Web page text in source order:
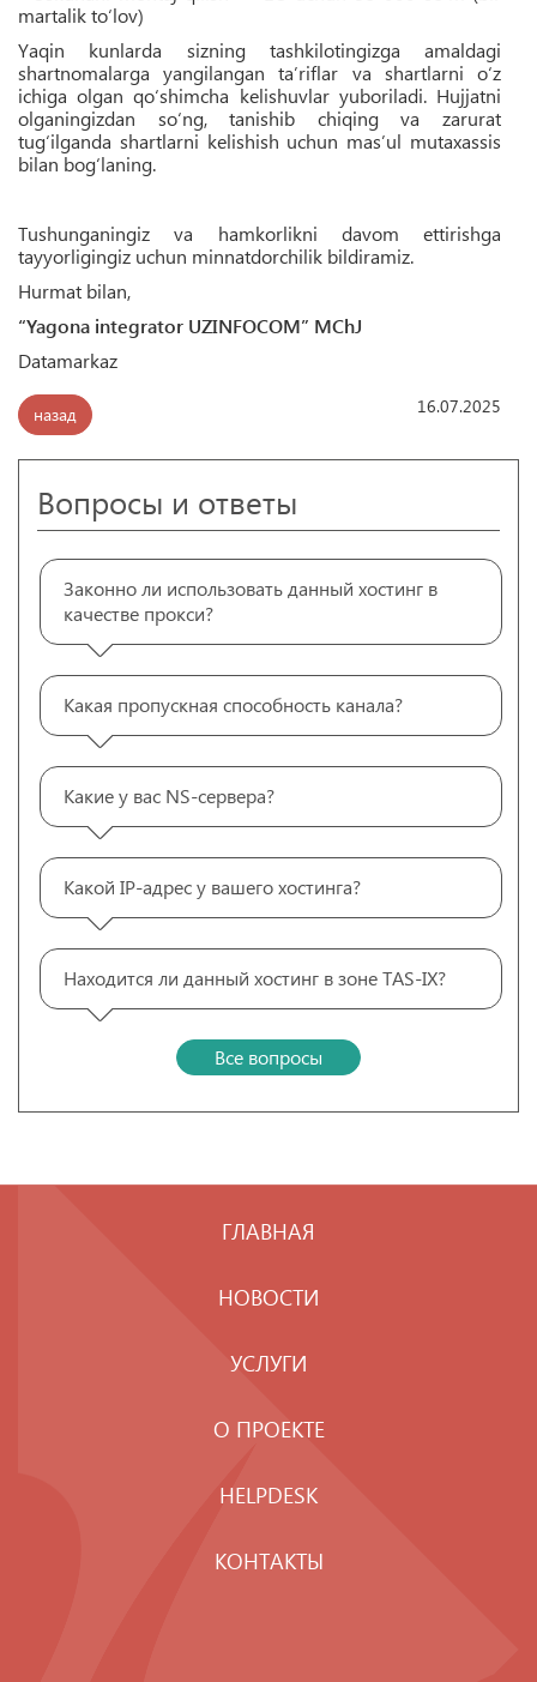
martalik to‘lov)
Yaqin kunlarda sizning tashkilotingizga amaldagi
shartnomalarga yangilangan ta’riflar va shartlarni o‘z
ichiga olgan qo‘shimcha kelishuvlar yuboriladi. Hujjatni
olganingizdan so‘ng, tanishib chiqing va zarurat
tug‘ilganda shartlarni kelishish uchun mas’ul mutaxassis
bilan bog‘laning.
Tushunganingiz va hamkorlikni davom ettirishga
tayyorligingiz uchun minnatdorchilik bildiramiz.
Hurmat bilan,
“Yagona integrator UZINFOCOM” MChJ
Datamarkaz
назад 16.07.2025
Вопросы и ответы
Законно ли использовать данный хостинг в
качестве прокси?
Какая пропускная способность канала?
Какие у вас NS-сервера?
Какой IP-адрес у вашего хостинга?
Находится ли данный хостинг в зоне TAS-IX?
Все вопросы
ГЛАВНАЯ
НОВОСТИ
УСЛУГИ
О ПРОЕКТЕ
HELPDESK
КОНТАКТЫ